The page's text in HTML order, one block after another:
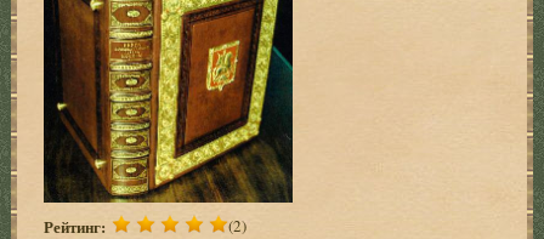
Рейтинг: (2)